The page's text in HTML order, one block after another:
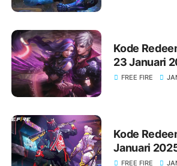
Kode
23 Januari
FREE FIRE
Kode
Januari
FREE FIRE